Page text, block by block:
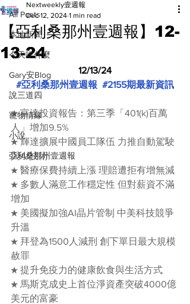
All Posts
本地新聞
今天吃什麼
Gary安Blog
說三道四
寵物情緣
小說
亞利桑那州壹週報
【亞利桑那州壹週報】12-
13-24
Nextweekly壹週報
Dec 12, 2024 1 min read
12/13/24
#亞利桑那州壹週報 #2155期最新資訊
★ 富達投資報告：第三季「401(k)百萬
人」增加9.5%
★ 輝達擴展中國員工隊伍 力推自動駕駛
與AI技術
★ 醫療保費持續上漲 理賠遭拒有增無減
★ 多數人滿意工作穩定性 但對薪資不滿
增加
★ 美國擬加強AI晶片管制 中美科技競爭
升溫
★ 拜登為1500人減刑 創下單日最大規模
赦罪
★ 提升免疫力的健康飲食與生活方式
★ 馬斯克成史上首位淨資產突破4000億
美元的富豪